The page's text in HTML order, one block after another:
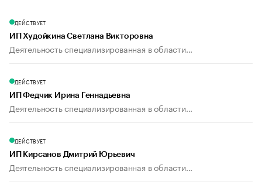
ДЕЙСТВУЕТ
ИП Худойкина Светлана Викторовна
Деятельность специализированная в области...
ДЕЙСТВУЕТ
ИП Федчик Ирина Геннадьевна
Деятельность специализированная в области...
ДЕЙСТВУЕТ
ИП Кирсанов Дмитрий Юрьевич
Деятельность специализированная в области...